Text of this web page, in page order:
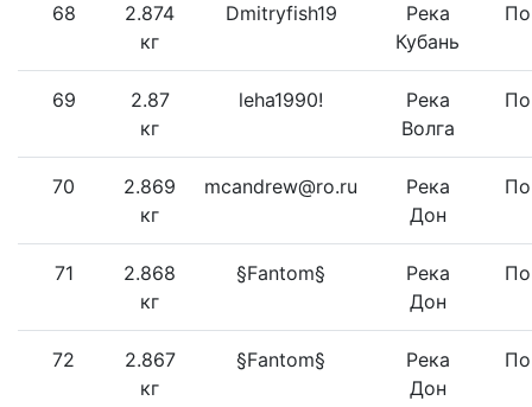
68
2.874
кг
Dmitryfish19
Река
Кубань
69
2.87
кг
leha1990!
Река
Волга
70
2.869
кг
mcandrew@ro.ru
Река
Дон
71
2.868
кг
§Fantom§
Река
Дон
72
2.867
кг
§Fantom§
Река
Дон